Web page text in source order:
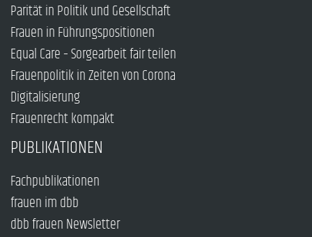
Parität in Politik und Gesellschaft
Frauen in Führungspositionen
Equal Care – Sorgearbeit fair teilen
Frauenpolitik in Zeiten von Corona
Digitalisierung
Frauenrecht kompakt
PUBLIKATIONEN
Fachpublikationen
frauen im dbb
dbb frauen Newsletter